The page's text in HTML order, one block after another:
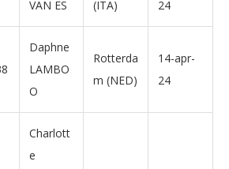
VAN ES
(ITA)
24
Daphne
LAMBO
O
Rotterda
m (NED)
14-apr-
24
Charlott
e